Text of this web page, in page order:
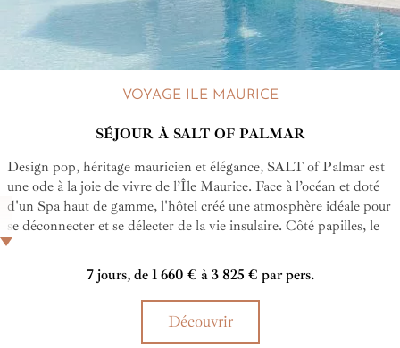
VOYAGE ILE MAURICE
SÉJOUR À SALT OF PALMAR
Design pop, héritage mauricien et élégance, SALT of Palmar est
une ode à la joie de vivre de l’Île Maurice. Face à l’océan et doté
d'un Spa haut de gamme, l'hôtel créé une atmosphère idéale pour
se déconnecter et se délecter de la vie insulaire. Côté papilles, le
complexe propose des établissements mettant l'accent sur les
joyaux culinaires mauriciens. De quoi savourer une cuisine locale
7 jours, de 1 660 € à 3 825 € par pers.
Découvrir